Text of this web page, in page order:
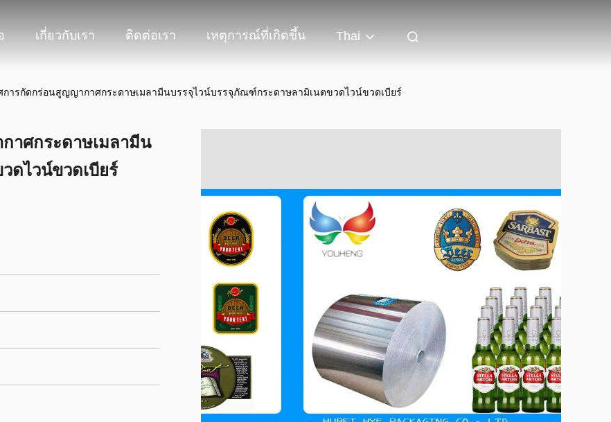
เกี่ยวกับเรา ติดต่อเรา เหตุการณ์ที่เกิดขึ้น Thai
ารกัดกร่อนสูญญากาศกระดาษเมลามีนบรรจุไวน์บรรจุภัณฑ์กระดาษลามิเนตขวดไวน์ขวดเบียร์
าศกระดาษเมลามีน
ดไวน์ขวดเบียร์